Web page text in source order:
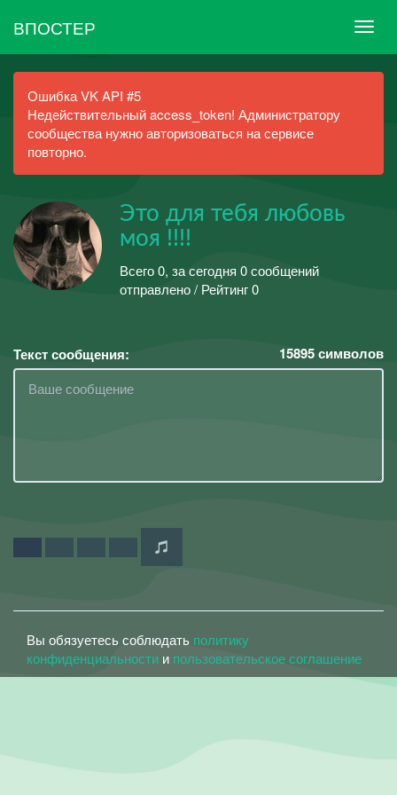
ВПОСТЕР
Ошибка VK API #5
Недействительный access_token! Администратору
сообщества нужно авторизоваться на сервисе
повторно.
Это для тебя любовь
моя !!!!
Всего 0, за сегодня 0 сообщений
отправлено / Рейтинг 0
Текст сообщения: 15895символов
Вы обязуетесь соблюдать политику
конфиденциальности и пользовательское соглашение